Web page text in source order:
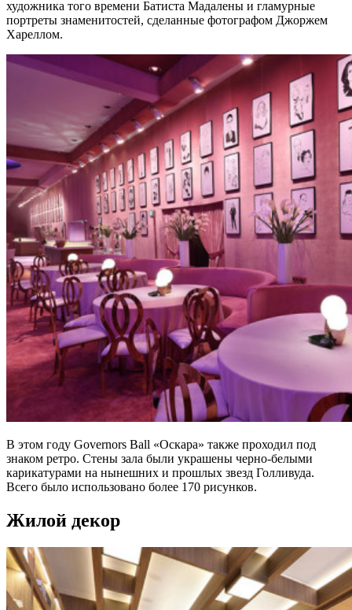
художника того времени Батиста Мадалены и гламурные
портреты знаменитостей, сделанные фотографом Джоржем
Хареллом.
В этом году Governors Ball «Оскара» также проходил под
знаком ретро. Стены зала были украшены черно-белыми
карикатурами на нынешних и прошлых звезд Голливуда.
Всего было использовано более 170 рисунков.
Жилой декор